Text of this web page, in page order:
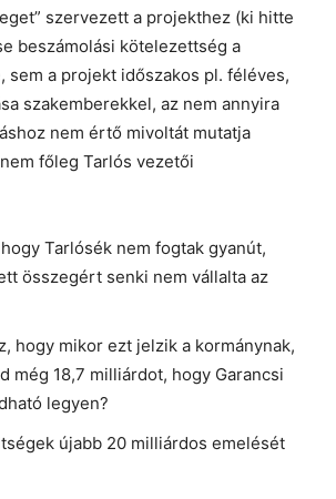
szervezett a projekthez (ki hitte
beszámolási kötelezettség a
sem a projekt időszakos pl. féléves,
szakemberekkel, az nem annyira
nem értő mivoltát mutatja
főleg Tarlós vezetői
Tarlósék nem fogtak gyanút,
összegért senki nem vállalta az
hogy mikor ezt jelzik a kormánynak,
még 18,7 milliárdot, hogy Garancsi
legyen?
újabb 20 milliárdos emelését